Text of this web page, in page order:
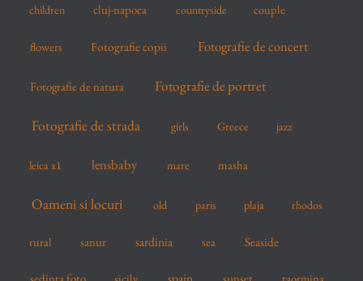
children cluj-napoca countryside couple
flowers Fotografie copii Fotografie de concert
Fotografie de natura Fotografie de portret
Fotografie de strada girls Greece jazz
leica x1 lensbaby mare masha
Oameni si locuri old paris plaja rhodos
rural sanur sardinia sea Seaside